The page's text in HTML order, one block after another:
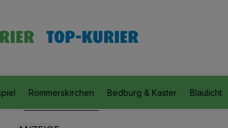
Rommerskirchen Bedburg & Kaster Blaulicht